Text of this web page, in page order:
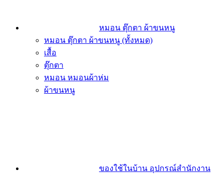
หมอน ตุ๊กตา ผ้าขนหนู
หมอน ตุ๊กตา ผ้าขนหนู (ทั้งหมด)
เสื้อ
ตุ๊กตา
หมอน หมอนผ้าห่ม
ผ้าขนหนู
ของใช้ในบ้าน อุปกรณ์สำนักงาน